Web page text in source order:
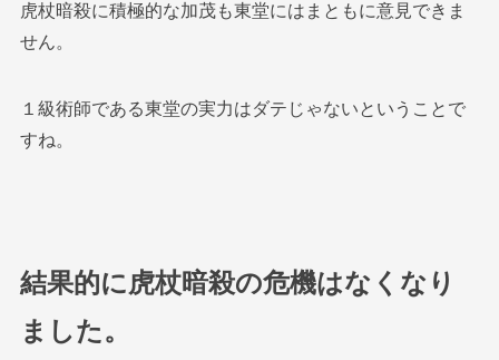
虎杖暗殺に積極的な加茂も東堂にはまともに意見できま
せん。
１級術師である東堂の実力はダテじゃないということで
すね。
結果的に虎杖暗殺の危機はなくなり
ました。